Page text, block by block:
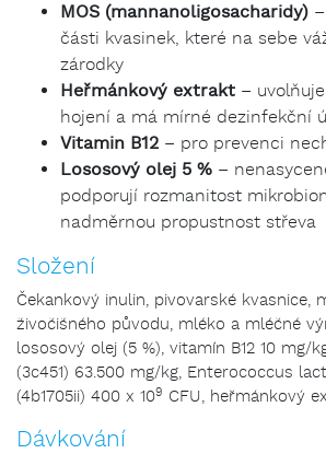
MOS (mannanoligosacharidy)
části kvasinek, které na sebe
zárodky
Heřmánkový extrakt –
hojení a má mírné dezinfekční
Vitamin B12 – pro prevenci
Lososový olej 5 % –
podporují rozmanitost
nadměrnou propustnost střeva
Složení
Čekankový inulin, pivovarské kvasnice,
živočišného původu, mléko a mléčné
lososový olej (5 %), vitamín B12 10 mg/
(3c451) 63.500 mg/kg, Enterococcus
(4b1705ii) 400 x 109 CFU, heřmánkový
Dávkování